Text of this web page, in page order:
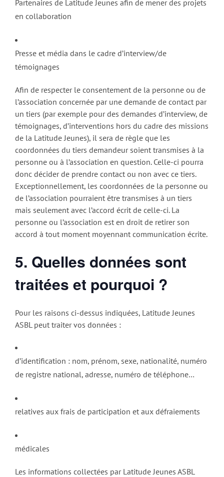
Partenaires de Latitude Jeunes afin de mener des projets
en collaboration
Presse et média dans le cadre d’interview/de
témoignages
Afin de respecter le consentement de la personne ou de
l’association concernée par une demande de contact par
un tiers (par exemple pour des demandes d’interview, de
témoignages, d’interventions hors du cadre des missions
de la Latitude Jeunes), il sera de règle que les
coordonnées du tiers demandeur soient transmises à la
personne ou à l’association en question. Celle-ci pourra
donc décider de prendre contact ou non avec ce tiers.
Exceptionnellement, les coordonnées de la personne ou
de l’association pourraient être transmises à un tiers
mais seulement avec l’accord écrit de celle-ci. La
personne ou l’association est en droit de retirer son
accord à tout moment moyennant communication écrite.
5. Quelles données sont
traitées et pourquoi ?
Pour les raisons ci-dessus indiquées, Latitude Jeunes
ASBL peut traiter vos données :
d’identification : nom, prénom, sexe, nationalité, numéro
de registre national, adresse, numéro de téléphone…
relatives aux frais de participation et aux défraiements
médicales
Les informations collectées par Latitude Jeunes ASBL